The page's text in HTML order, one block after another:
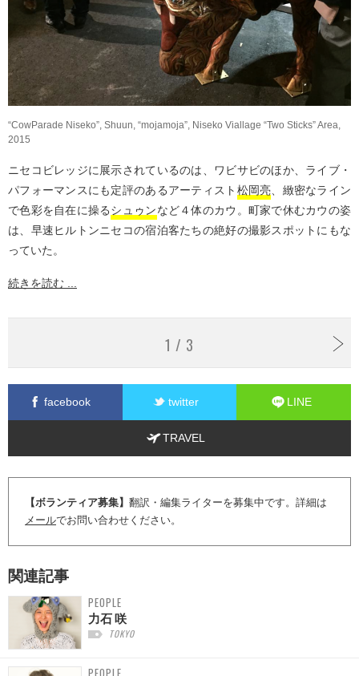
“CowParade Niseko”, Shuun, “mojamoja”, Niseko Viallage “Two Sticks” Area,
2015
ニセコビレッジに展示されているのは、ワビサビのほか、ライブ・
パフォーマンスにも定評のあるアーティスト 松岡亮 、緻密なライン
で色彩を自在に操るシュゥンなど４体のカウ。町家で休むカウの姿
は、早速ヒルトンニセコの宿泊客たちの絶好の撮影スポットにもな
っていた。
続きを読む ...
1 / 3
facebook twitter LINE
TRAVEL
【ボランティア募集】 翻訳・編集ライターを募集中です。詳細は
メールでお問い合わせください。
関連記事
PEOPLE
力石 咲
TOKYO